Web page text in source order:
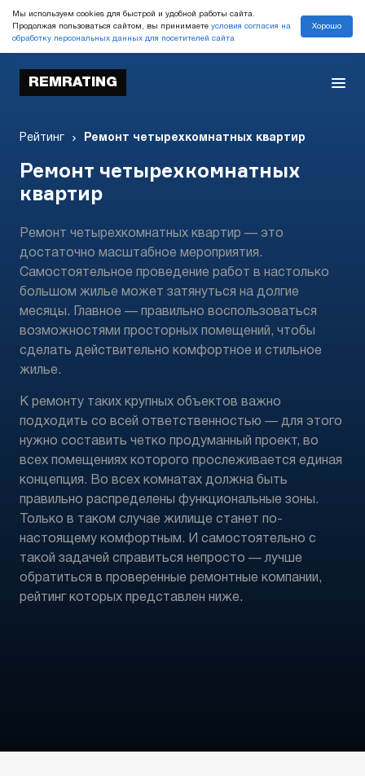
Мы используем cookies для быстрой и удобной работы сайта.
Продолжая пользоваться сайтом, вы принимаете условия согласия на
обработку персональных данных для посетителей сайта
Хорошо
REMRATING
Рейтинг Ремонт четырехкомнатных квартир
Ремонт четырехкомнатных
квартир
Ремонт четырехкомнатных квартир — это
достаточно масштабное мероприятия.
Самостоятельное проведение работ в настолько
большом жилье может затянуться на долгие
месяцы. Главное — правильно воспользоваться
возможностями просторных помещений, чтобы
сделать действительно комфортное и стильное
жилье.
К ремонту таких крупных объектов важно
подходить со всей ответственностью — для этого
нужно составить четко продуманный проект, во
всех помещениях которого прослеживается единая
концепция. Во всех комнатах должна быть
правильно распределены функциональные зоны.
Только в таком случае жилище станет по-
настоящему комфортным. И самостоятельно с
такой задачей справиться непросто — лучше
обратиться в проверенные ремонтные компании,
рейтинг которых представлен ниже.